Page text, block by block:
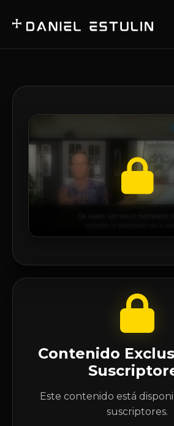
Contenido
Este contenido está
suscriptores.